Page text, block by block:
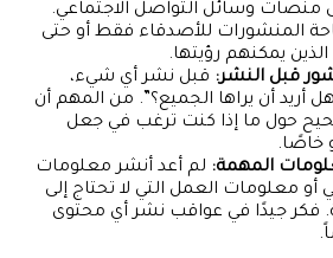
وسائل التواصل الاجتماعي.
المنشورات للأصدقاء فقط أو حتى
يمكنهم رؤيتها.
قبل النشر: قبل نشر أي شيء،
أن يراها الجميع؟”. من المهم أن
حول ما إذا كنت ترغب في جعل
خاصًا.
المهمة: لم أعد أنشر معلومات
أو معلومات العمل التي لا تحتاج إلى
فكر جيدًا في عواقب نشر أي محتوى